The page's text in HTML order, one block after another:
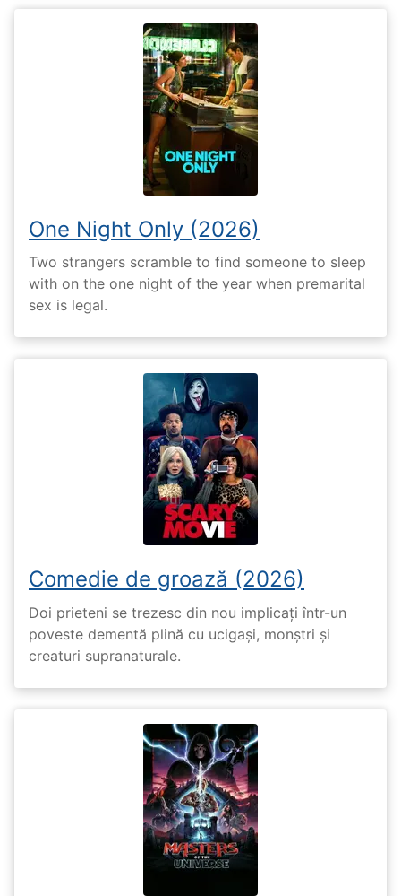
One Night Only (2026)
Two strangers scramble to find someone to sleep
with on the one night of the year when premarital
sex is legal.
Comedie de groază (2026)
Doi prieteni se trezesc din nou implicați într-un
poveste dementă plină cu ucigași, monștri și
creaturi supranaturale.